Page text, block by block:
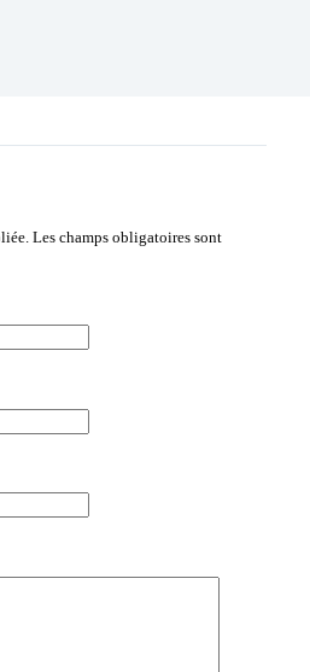
Les champs obligatoires sont